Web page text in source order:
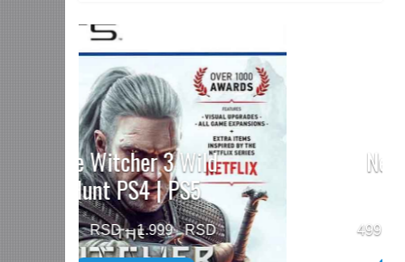
Need for Speed™
Unbound PS5
499 – 1.499